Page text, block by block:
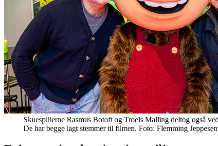
Skuespillerne Rasmus Botoft og Troels Malling deltog også
De har begge lagt stemmer til filmen. Foto: Flemming